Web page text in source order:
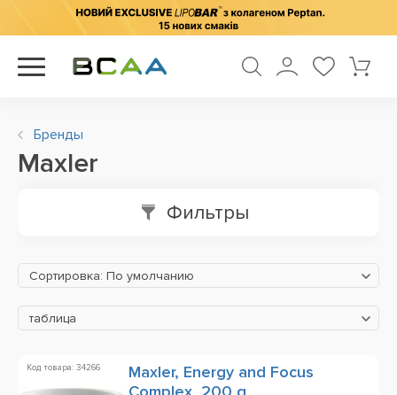
Бренды
Maxler
Фильтры
Сортировка: По умолчанию
таблица
Код товара: 34266
Maxler, Energy and Focus